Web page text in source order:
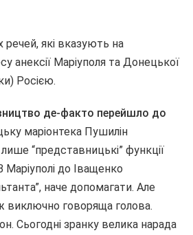
які вказують на
анексії Маріуполя та Донецької
Росією.
де-факто перейшло до
маріонтека Пушилін
“представницькі” функції
Маріуполі до Іващенко
наче допомагати. Але
виключно говоряща голова.
Сьогодні зранку велика нарада